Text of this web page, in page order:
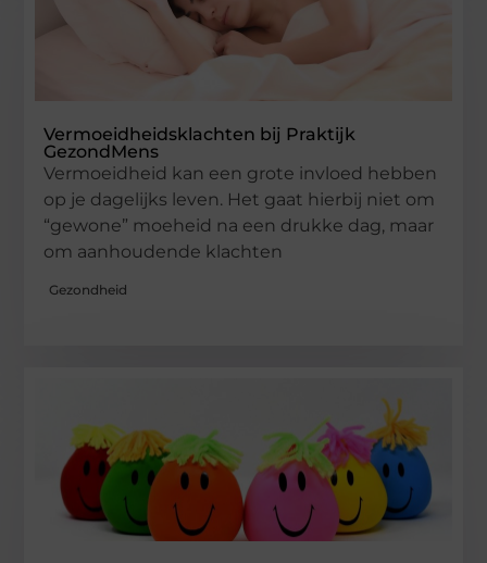
Vermoeidheidsklachten bij Praktijk
GezondMens
Vermoeidheid kan een grote invloed hebben
op je dagelijks leven. Het gaat hierbij niet om
“gewone” moeheid na een drukke dag, maar
om aanhoudende klachten
Gezondheid